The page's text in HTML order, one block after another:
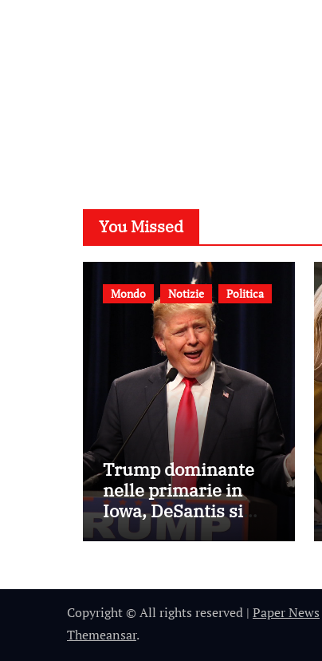
You Missed
Mondo Notizie Politica
Trump dominante
nelle primarie in
Iowa, DeSantis si
assicura il secondo
Copyright © All rights reserved | Paper News
Themeansar.